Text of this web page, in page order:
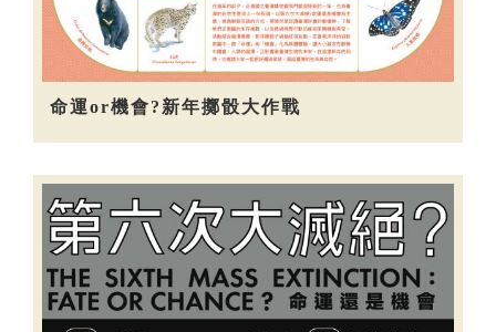
命運or機會?新年擲骰大作戰